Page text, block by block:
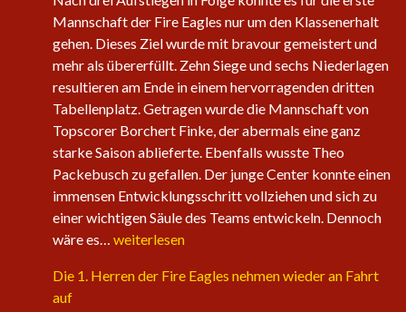
Mannschaft der Fire Eagles nur um den Klassenerhalt
gehen. Dieses Ziel wurde mit bravour gemeistert und
mehr als übererfüllt. Zehn Siege und sechs Niederlagen
resultieren am Ende in einem hervorragenden dritten
Tabellenplatz. Getragen wurde die Mannschaft von
Topscorer Borchert Finke, der abermals eine ganz
starke Saison ablieferte. Ebenfalls wusste Theo
Packebusch zu gefallen. Der junge Center konnte einen
immensen Entwicklungsschritt vollziehen und sich zu
einer wichtigen Säule des Teams entwickeln. Dennoch
wäre es… Saisonabschluss
Herrenteams
weiterlesen
Die 1. Herren der Fire Eagles nehmen wieder an Fahrt
auf